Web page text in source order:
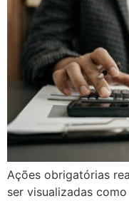
Ações obrigatórias
ser visualizadas